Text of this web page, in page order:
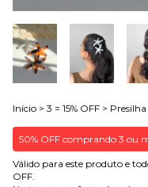
Início > 3 = 15% OFF >
50% OFF comprando 3 ou
Válido para este produto e
OFF.